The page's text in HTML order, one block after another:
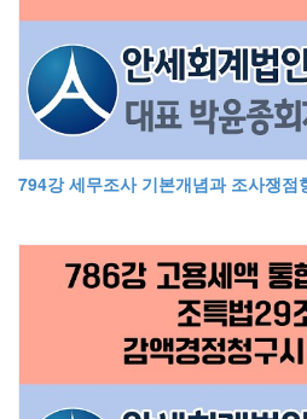
794강 세무조사 기본개념과 조사쟁점